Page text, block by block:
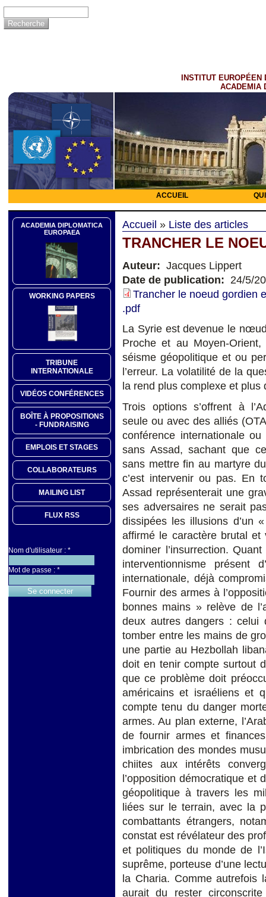
INSTITUT EUROPÉEN
ACADEMIA
ACCUEIL
ACADEMIA DIPLOMATICA
EUROPAEA
WORKING PAPERS
TRIBUNE
INTERNATIONALE
VIDÉOS CONFÉRENCES
BOÎTE À PROPOSITIONS
- FUNDRAISING
EMPLOIS ET STAGES
COLLABORATEURS
MAILING LIST
FLUX RSS
Nom d'utilisateur : *
Mot de passe : *
Accueil » Liste des articles
TRANCHER LE
Auteur: Jacques Lippert
Date de publication: 24/5/
Trancher le noeud gordien
.pdf
La Syrie est devenue le
Proche et au Moyen-Orient,
séisme géopolitique et ou
l’erreur. La volatilité de la
la rend plus complexe et plus
Trois options s’offrent à
seule ou avec des alliés
conférence internationale
sans Assad, sachant que
sans mettre fin au martyre
c’est intervenir ou pas. En
Assad représenterait une
ses adversaires ne serait
dissipées les illusions d’un
affirmé le caractère brutal
dominer l’insurrection.
interventionnisme présent
internationale, déjà
Fournir des armes à
bonnes mains » relève de
deux autres dangers : celui
tomber entre les mains de
une partie au Hezbollah
doit en tenir compte surtout
que ce problème doit
américains et israéliens et
compte tenu du danger
armes. Au plan externe,
de fournir armes et
imbrication des mondes
chiites aux intérêts
l’opposition démocratique et
géopolitique à travers les
liées sur le terrain, avec la
combattants étrangers,
constat est révélateur des
et politiques du monde de
suprême, porteuse d’une
la Charia. Comme autrefois
aurait du rester